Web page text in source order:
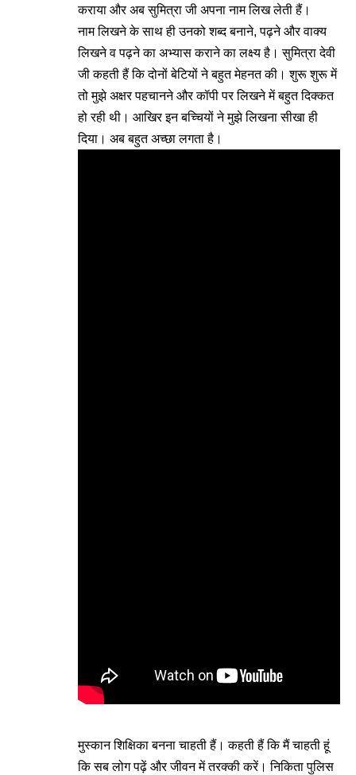
कराया और अब सुमित्रा जी अपना नाम लिख लेती हैं।
नाम लिखने के साथ ही उनको शब्द बनाने, पढ़ने और वाक्य
लिखने व पढ़ने का अभ्यास कराने का लक्ष्य है। सुमित्रा देवी
जी कहती हैं कि दोनों बेटियों ने बहुत मेहनत की। शुरू शुरू में
तो मुझे अक्षर पहचानने और कॉपी पर लिखने में बहुत दिक्कत
हो रही थी। आखिर इन बच्चियों ने मुझे लिखना सीखा ही
दिया। अब बहुत अच्छा लगता है।
मुस्कान शिक्षिका बनना चाहती हैं। कहती हैं कि मैं चाहती हूं
कि सब लोग पढ़ें और जीवन में तरक्की करें। निकिता पुलिस